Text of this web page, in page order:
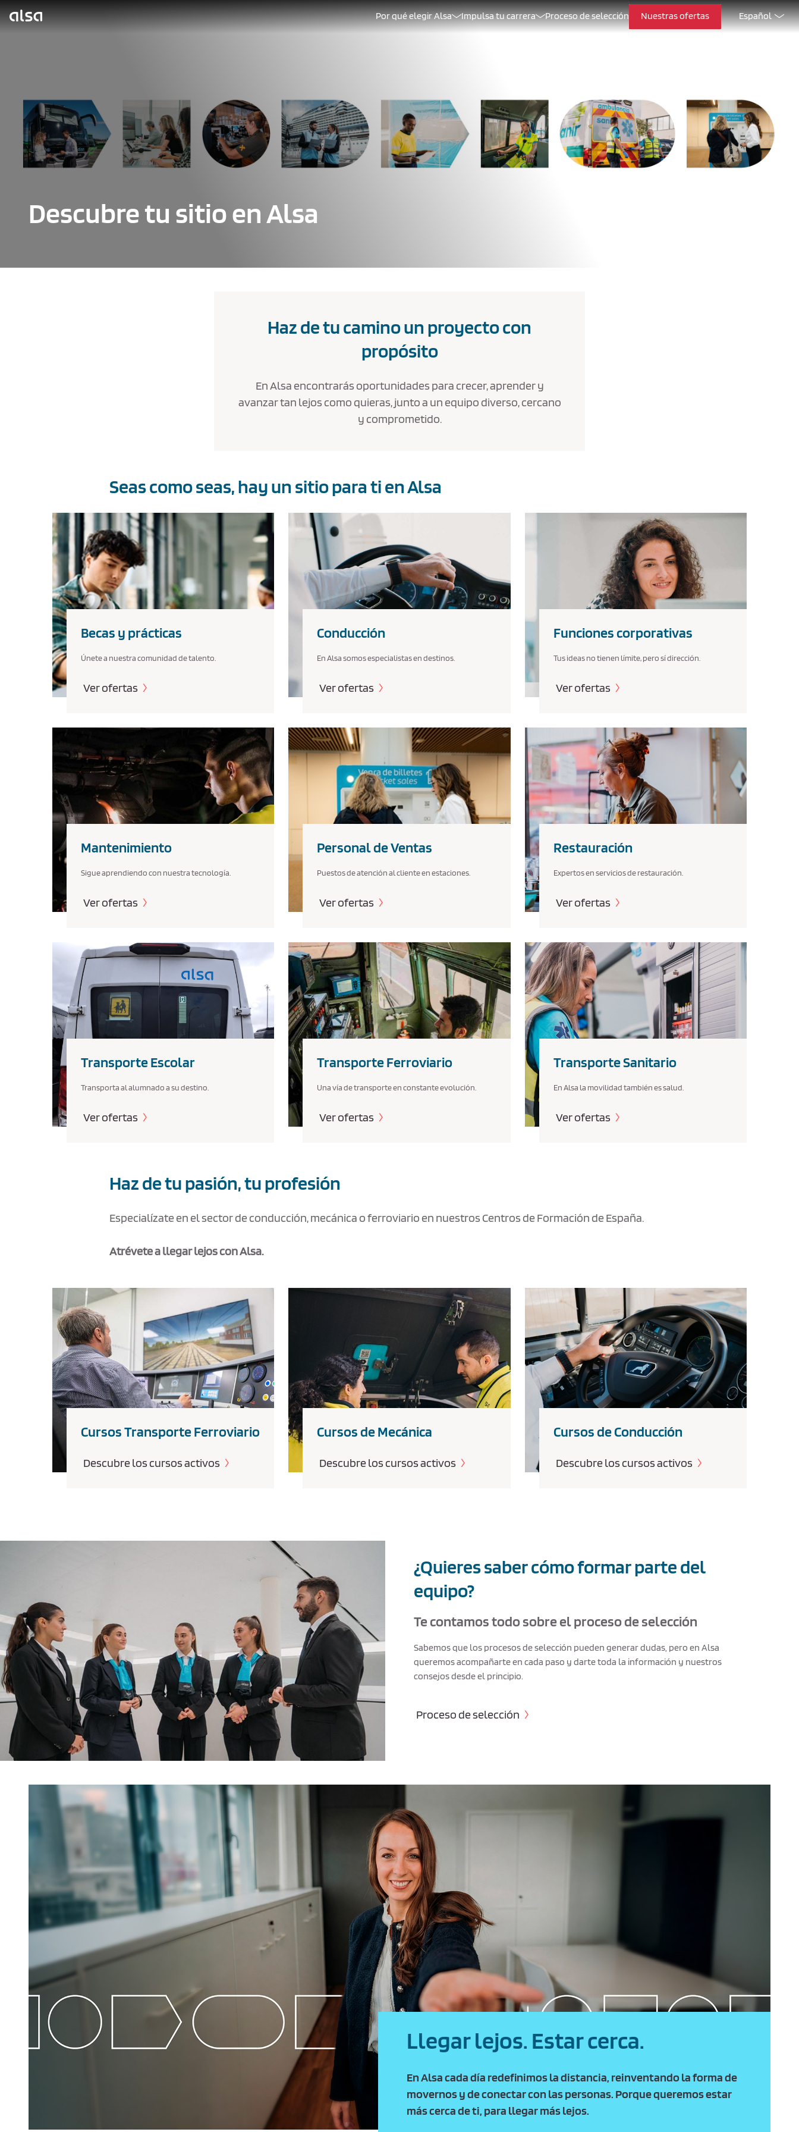
Saltar al contenido principal Por qué elegir Alsa Impulsa tu carrera Proceso de selección Nuestras ofertas Español
Descubre tu sitio en Alsa
Haz de tu camino un proyecto con
propósito
En Alsa encontrarás oportunidades para crecer, aprender y
avanzar tan lejos como quieras, junto a un equipo diverso, cercano
y comprometido.
Seas como seas, hay un sitio para ti en Alsa
Becas y prácticas
Únete a nuestra comunidad de talento.
Ver ofertas
Conducción
En Alsa somos especialistas en destinos.
Ver ofertas
Funciones corporativas
Tus ideas no tienen límite, pero sí dirección.
Ver ofertas
Mantenimiento
Sigue aprendiendo con nuestra tecnología.
Ver ofertas
Personal de Ventas
Puestos de atención al cliente en estaciones.
Ver ofertas
Restauración
Expertos en servicios de restauración.
Ver ofertas
Transporte Escolar
Transporta al alumnado a su destino.
Ver ofertas
Transporte Ferroviario
Una vía de transporte en constante evolución.
Ver ofertas
Transporte Sanitario
En Alsa la movilidad también es salud.
Ver ofertas
Haz de tu pasión, tu profesión
Especialízate en el sector de conducción, mecánica o ferroviario en nuestros Centros de Formación de España.
Atrévete a llegar lejos con Alsa.
Cursos Transporte Ferroviario
Descubre los cursos activos
Cursos de Mecánica
Descubre los cursos activos
Cursos de Conducción
Descubre los cursos activos
¿Quieres saber cómo formar parte del
equipo?
Te contamos todo sobre el proceso de selección
Sabemos que los procesos de selección pueden generar dudas, pero en Alsa
queremos acompañarte en cada paso y darte toda la información y nuestros
consejos desde el principio.
Proceso de selección
Llegar lejos. Estar cerca.
En Alsa cada día redefinimos la distancia, reinventando la forma de
movernos y de conectar con las personas. Porque queremos estar
más cerca de ti, para llegar más lejos.